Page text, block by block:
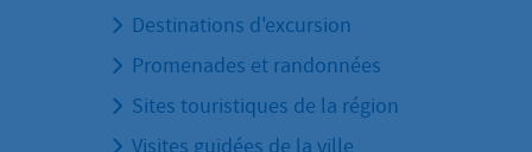
Destinations d'excursion
Promenades et randonnées
Sites touristiques de la région